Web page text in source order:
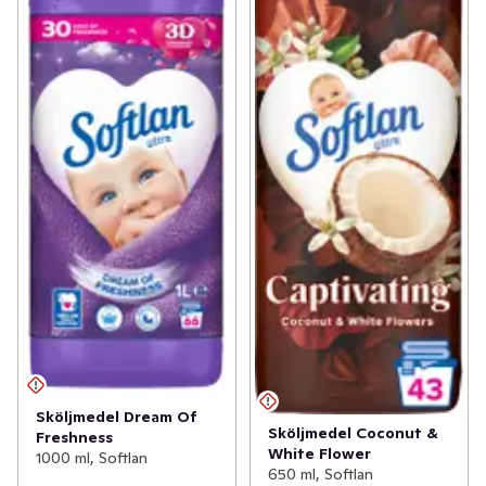
Sköljmedel Dream Of
Freshness
1000 ml, Softlan
Sköljmedel Coconut &
White Flower
650 ml, Softlan